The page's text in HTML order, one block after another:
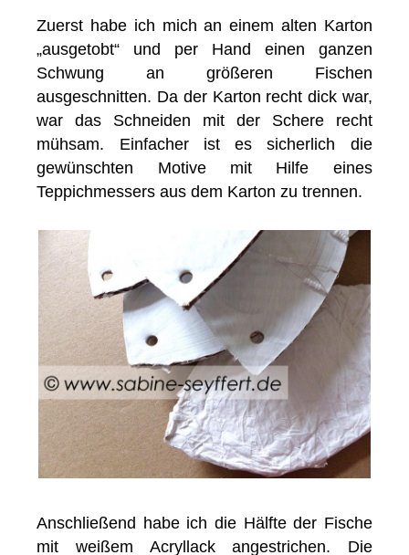
Zuerst habe ich mich an einem alten Karton
„ausgetobt“ und per Hand einen ganzen
Schwung an größeren Fischen
ausgeschnitten. Da der Karton recht dick war,
war das Schneiden mit der Schere recht
mühsam. Einfacher ist es sicherlich die
gewünschten Motive mit Hilfe eines
Teppichmessers aus dem Karton zu trennen.
Anschließend habe ich die Hälfte der Fische
mit weißem Acryllack angestrichen. Die